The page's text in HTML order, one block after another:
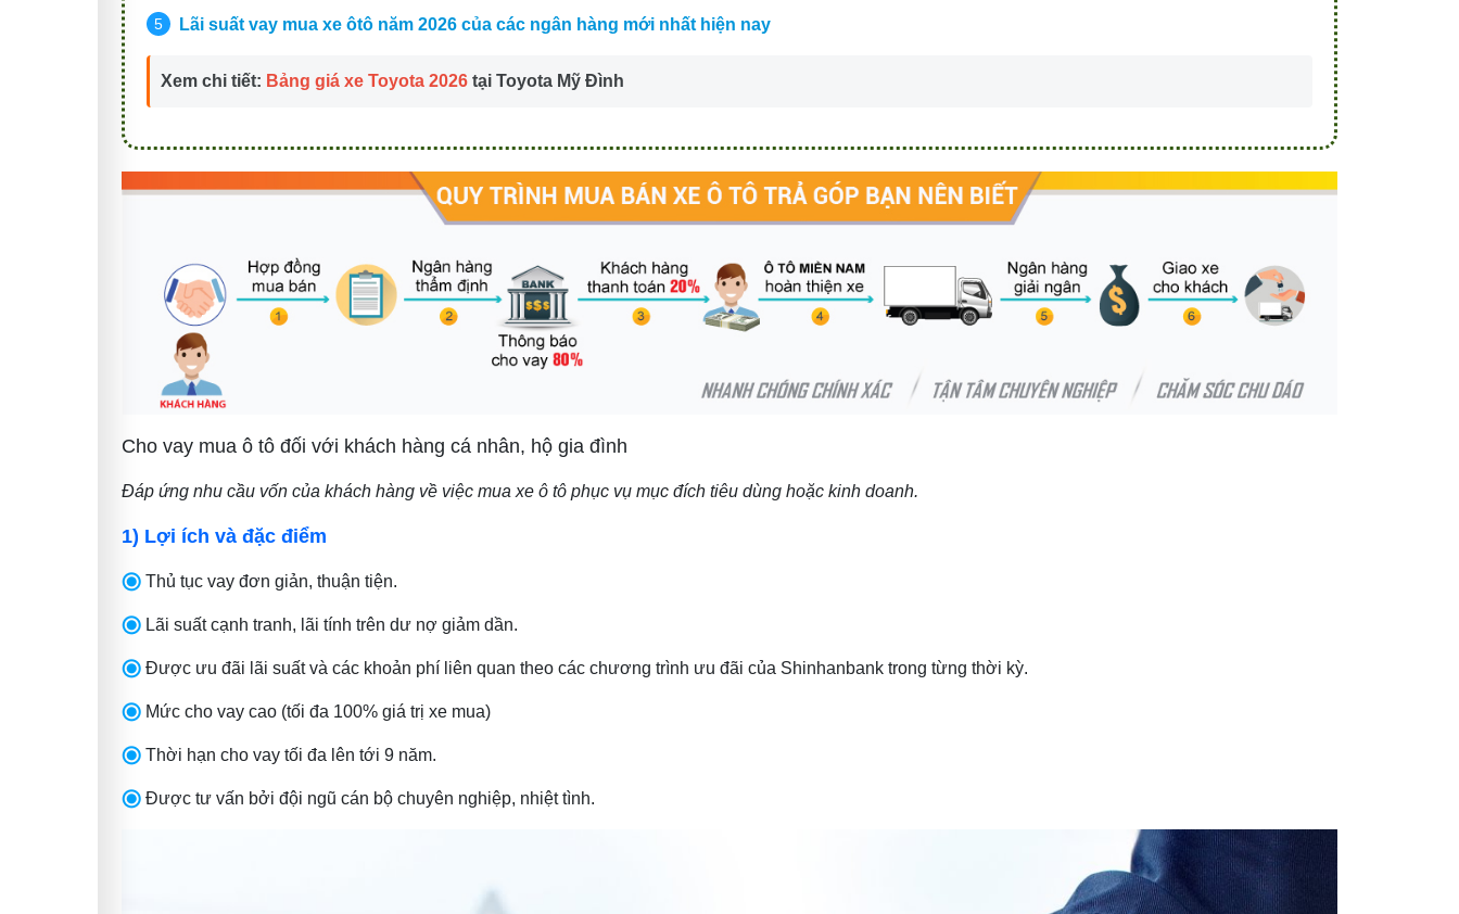
Lãi suất vay mua xe ôtô năm 2026 của các ngân hàng mới nhất hiện nay
Xem chi tiết: Bảng giá xe Toyota 2026 tại Toyota Mỹ Đình
Cho vay mua ô tô đối với khách hàng cá nhân, hộ gia đình
Đáp ứng nhu cầu vốn của khách hàng về việc mua xe ô tô phục vụ mục đích tiêu dùng hoặc kinh doanh.
1) Lợi ích và đặc điểm
Thủ tục vay đơn giản, thuận tiện.
Lãi suất cạnh tranh, lãi tính trên dư nợ giảm dần.
Được ưu đãi lãi suất và các khoản phí liên quan theo các chương trình ưu đãi của Shinhanbank trong từng thời kỳ.
Mức cho vay cao (tối đa 100% giá trị xe mua)
Thời hạn cho vay tối đa lên tới 9 năm.
Được tư vấn bởi đội ngũ cán bộ chuyên nghiệp, nhiệt tình.